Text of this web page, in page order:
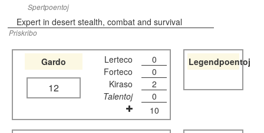
Spertpoentoj
Expert in desert stealth, combat and survival
Priskribo
Gardo
12
Lerteco
0
Forteco
0
Kiraso
2
Talentoj
0
10
Legendpoentoj